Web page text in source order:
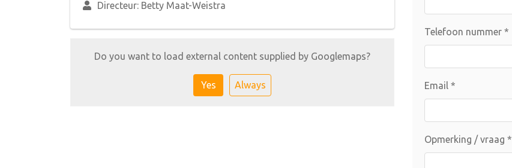
Directeur: Betty Maat-Weistra
Do you want to load external content supplied by Googlemaps?
Yes Always
Telefoon nummer *
Email *
Opmerking / vraag *